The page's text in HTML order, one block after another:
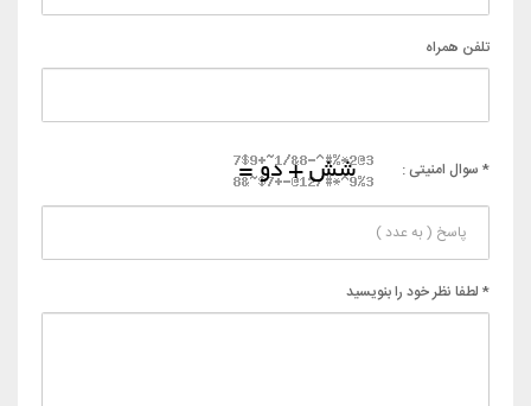
تلفن همراه
* سوال امنیتی :
* لطفا نظر خود را بنویسید